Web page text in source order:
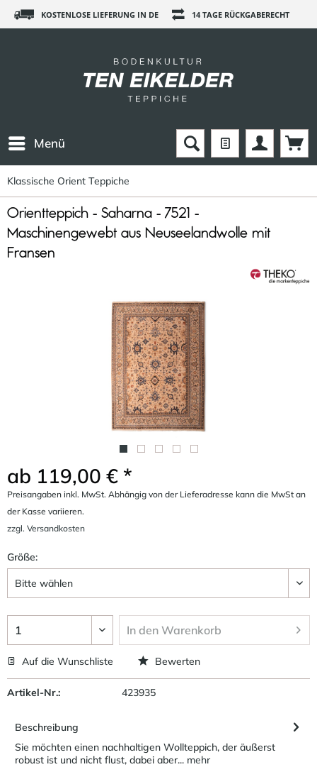
KOSTENLOSE LIEFERUNG IN DE 14 TAGE RÜCKGABERECHT
Menü
Klassische Orient Teppiche
Orientteppich - Saharna - 7521 -
Maschinengewebt aus Neuseelandwolle mit
Fransen
ab 119,00 € *
Preisangaben inkl. MwSt. Abhängig von der Lieferadresse kann die MwSt an
der Kasse variieren.
zzgl. Versandkosten
Größe:
In den Warenkorb
Auf die Wunschliste Bewerten
Artikel-Nr.: 423935
Beschreibung
Sie möchten einen nachhaltigen Wollteppich, der äußerst
robust ist und nicht flust, dabei aber... mehr